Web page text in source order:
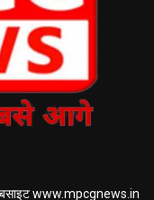
www.mpcgnews.in